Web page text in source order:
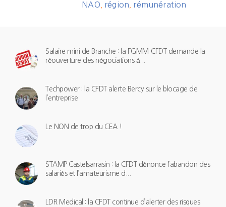
NAO
région rémunération
Salaire mini de Branche : la FGMM-CFDT demande la
réouverture des négociations à...
Techpower : la CFDT alerte Bercy sur le blocage de
l’entreprise
Le NON de trop du CEA !
STAMP Castelsarrasin : la CFDT dénonce l’abandon des
salariés et l’amateurisme d...
LDR Medical : la CFDT continue d’alerter des risques